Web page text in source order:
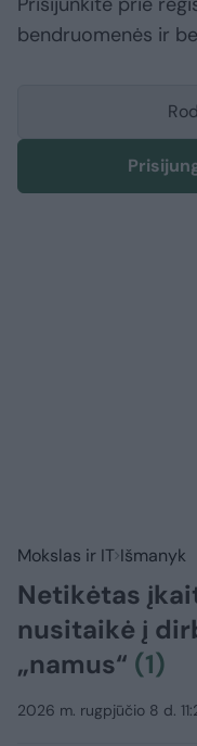
bendruomenės ir
Mokslas ir IT Išmanyk
Netikėtas
nusitaikė į
„namus“ (1)
2026 m. rugpjūčio 8 d.